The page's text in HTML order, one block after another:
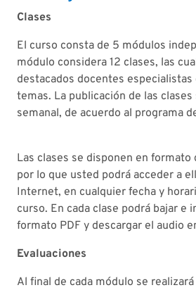
Clases
El curso consta de 5 módulos
módulo considera 12 clases, las
destacados docentes especialistas
temas. La publicación de las
semanal, de acuerdo al programa
Las clases se disponen en formato
por lo que usted podrá acceder a
Internet, en cualquier fecha y
curso. En cada clase podrá bajar e
formato PDF y descargar el audio
Evaluaciones
Al final de cada módulo se